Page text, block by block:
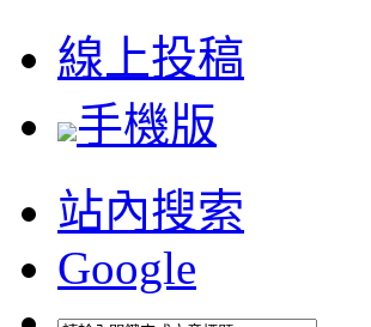
線上投稿
手機版
站內搜索
Google